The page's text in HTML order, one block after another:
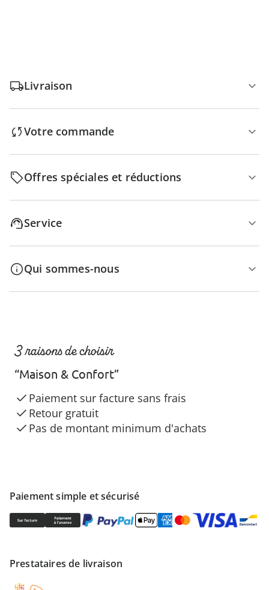
Livraison
Votre commande
Offres spéciales et réductions
Service
Qui sommes-nous
Paiement simple et sécurisé
Prestataires de livraison
3 raisons de choisir
“Maison & Confort”
Paiement sur facture sans frais
Retour gratuit
Pas de montant minimum d'achats